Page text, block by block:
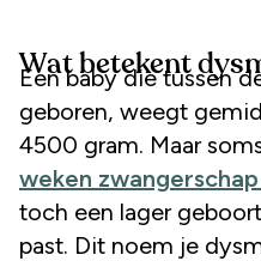
Wat betekent
Een baby die tussen de 37 en 42 weken wordt
geboren, weegt
4500 gram. Maar
weken zwangerschap
toch een lager
past. Dit noem je